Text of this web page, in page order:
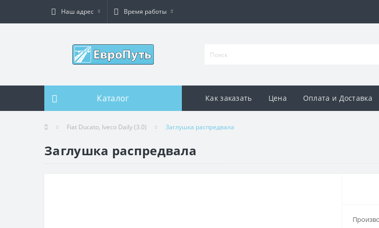
Наш адрес Время работы
Каталог Как заказать Цена Оплата и Доставка
Fiat Ducato, Iveco Daily (3.0) Заглушка распредвала
Заглушка распредвала